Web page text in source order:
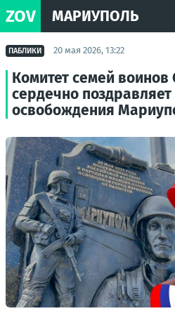
ZOV МАРИУПОЛЬ
ПАБЛИКИ 20 мая 2026, 13:22
Комитет семей воинов
сердечно
освобождения